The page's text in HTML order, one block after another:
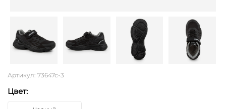
Артикул: 73647с-3
Цвет: